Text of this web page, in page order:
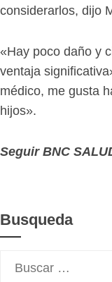
considerarlos, dijo
«Hay poco daño y
ventaja
médico, me gusta
hijos».
Seguir BNC
Busqueda